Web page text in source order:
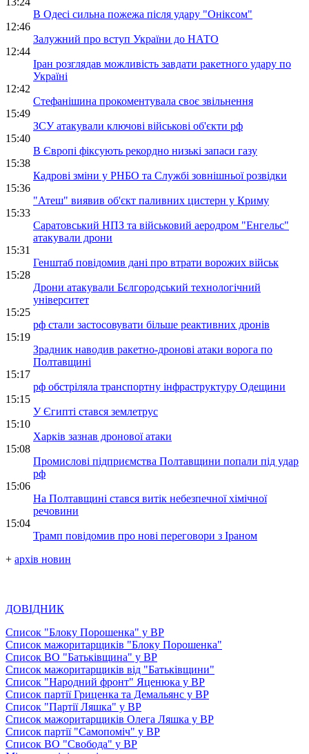
В Одесі сильна пожежа після удару "Оніксом"
12:46
Залужний про вступ України до НАТО
12:44
Іран розглядав можливість завдати ракетного удару по
Україні
12:42
Стефанішина прокоментувала своє звільнення
15:49
ЗСУ атакували ключові військові об'єкти рф
15:40
В Європі фіксують рекордно низькі запаси газу
15:38
Кадрові зміни у РНБО та Службі зовнішньої розвідки
15:36
"Атеш" виявив об'єкт паливних цистерн у Криму
15:33
Саратовський НПЗ та військовий аеродром "Енгельс"
атакували дрони
15:31
Генштаб повідомив дані про втрати ворожих військ
15:28
Дрони атакували Бєлгородський технологічний
університет
15:25
рф стали застосовувати більше реактивних дронів
15:19
Зрадник наводив ракетно-дронові атаки ворога по
Полтавщині
15:17
рф обстріляла транспортну інфраструктуру Одещини
15:15
У Єгипті стався землетрус
15:10
Харків зазнав дронової атаки
15:08
Промислові підприємства Полтавщини попали під удар
рф
15:06
На Полтавщині стався витік небезпечної хімічної
речовини
15:04
Трамп повідомив про нові переговори з Іраном
+ архів новин
ДОВІДНИК
Список "Блоку Порошенка" у ВР
Список мажоритарщиків "Блоку Порошенка"
Список ВО "Батьківщина" у ВР
Список мажоритарщиків від "Батьківщини"
Список "Народний фронт" Яценюка у ВР
Список партії Гриценка та Демальянс у ВР
Список "Партії Ляшка" у ВР
Список мажоритарщиків Олега Ляшка у ВР
Список партії "Самопоміч" у ВР
Список ВО "Свобода" у ВР